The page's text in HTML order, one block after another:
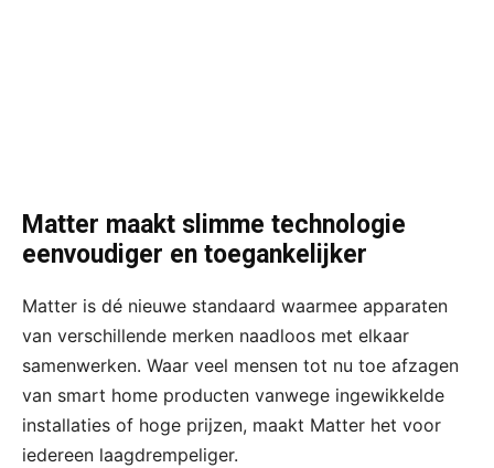
Matter maakt slimme technologie
eenvoudiger en toegankelijker
Matter is dé nieuwe standaard waarmee apparaten
van verschillende merken naadloos met elkaar
samenwerken. Waar veel mensen tot nu toe afzagen
van smart home producten vanwege ingewikkelde
installaties of hoge prijzen, maakt Matter het voor
iedereen laagdrempeliger.